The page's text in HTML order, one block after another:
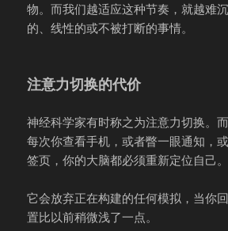
物。而我们越适应这种节奏，就越难
的、线性的或不被打断的事情。
注意力切换的代价
神经科学家有时称之为注意力切换。
每次你查看手机，或者瞥一眼通知，
签页，你的大脑都必须重新定位自己。
它会放弃正在构建的任何模拟，当你
置比以前稍微浅了一点。